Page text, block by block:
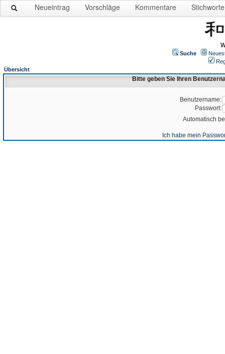
Neueintrag Vorschläge Kommentare Stichworte
Suche
Übersicht
Bitte geben Sie Ihren
Benutzername:
Passwort:
Automatisch
Ich habe mein